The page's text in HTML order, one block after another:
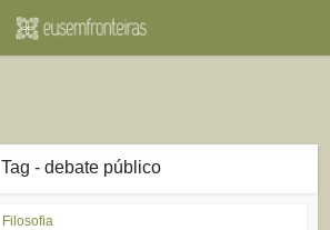
Tag - debate público
Filosofia